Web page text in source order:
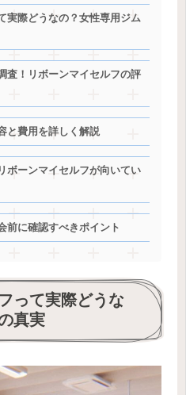
実際どうなの？女性専用ジム
査！リボーンマイセルフの評
と費用を詳しく解説
ボーンマイセルフが向いてい
前に確認すべきポイント
って実際どうな
真実